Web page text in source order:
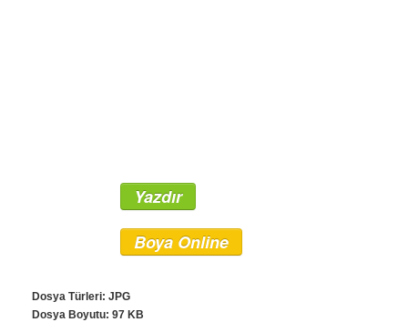
Yazdır
Boya Online
Dosya Türleri: JPG
Dosya Boyutu: 97 KB